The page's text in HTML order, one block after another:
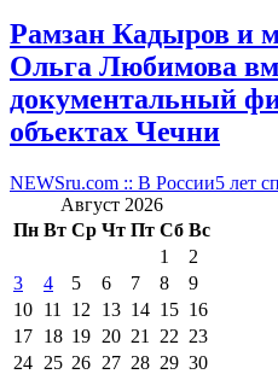
Рамзан Кадыров и
Ольга Любимова
документальный
объектах Чечни
NEWSru.com :: В России5 лет
Август 2026
Пн Вт Ср Чт Пт Сб Вс
1
2
3
4 5 6 7 8
9
10 11 12 13 14 15 16
17 18 19 20 21 22 23
24 25 26 27 28 29 30